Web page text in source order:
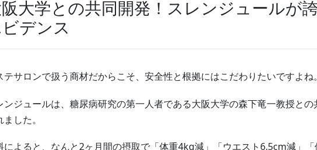
大学との共同開発！スレンジュールが
デンス
テサロンで扱う商材だからこそ、安全性と根拠にはこだわりたいですよね。
ンジュールは、糖尿病研究の第一人者である大阪大学の森下竜一教授と
ました。
によると、なんと2ヶ月間の摂取で「体重4kg減」「ウエスト6.5cm減」「